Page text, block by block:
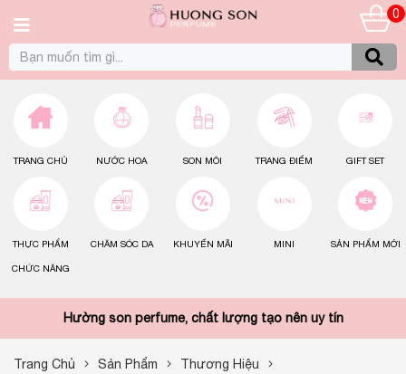
0
TRANG CHỦ NƯỚC HOA SON MÔI TRANG ĐIỂM GIFT SET
THỰC PHẨM
CHỨC NĂNG
CHĂM SÓC DA KHUYẾN MÃI MINI SẢN PHẨM MỚI
Hường son perfume, chất lượng tạo nên uy tín
Trang Chủ Sản Phẩm Thương Hiệu